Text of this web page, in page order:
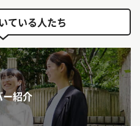
ている人たち
ー紹介